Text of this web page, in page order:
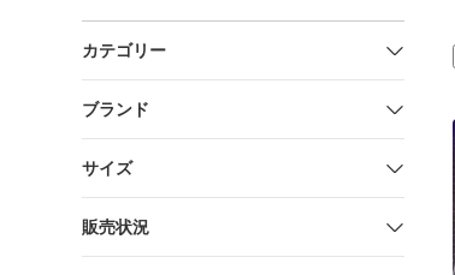
カテゴリー
ブランド
サイズ
販売状況